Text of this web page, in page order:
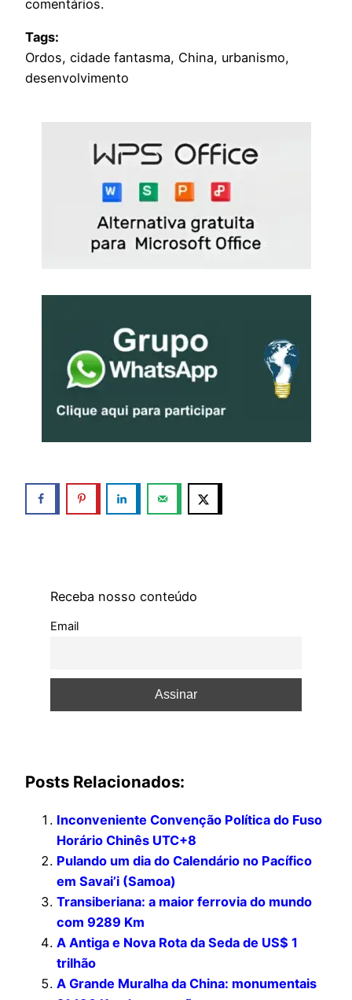
comentários.
Tags:
Ordos, cidade fantasma, China, urbanismo,
desenvolvimento
Receba nosso conteúdo
Email
Posts Relacionados:
Inconveniente Convenção Política do Fuso
Horário Chinês UTC+8
Pulando um dia do Calendário no Pacífico
em Savai’i (Samoa)
Transiberiana: a maior ferrovia do mundo
com 9289 Km
A Antiga e Nova Rota da Seda de US$ 1
trilhão
A Grande Muralha da China: monumentais